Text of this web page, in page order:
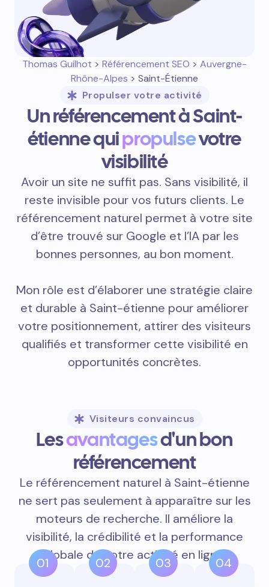
Thomas Guilhot > Référencement SEO > Auvergne-
Rhône-Alpes > Saint-Étienne
Propulser votre activité
Un référencement à Saint-
étienne quipropulsevotre
visibilité
Avoir un site ne suffit pas. Sans visibilité, il
reste invisible pour vos futurs clients. Le
référencement naturel permet à votre site
d’être trouvé sur Google et l’IA par les
bonnes personnes, au bon moment.
Mon rôle est d’élaborer une stratégie claire
et durable à Saint-étienne pour améliorer
votre positionnement, attirer des visiteurs
qualifiés et transformer cette visibilité en
opportunités concrètes.
Visiteurs convaincus
Lesavantagesd'un bon
référencement
Le référencement naturel à Saint-étienne
ne sert pas seulement à apparaître sur les
moteurs de recherche. Il améliore la
visibilité, la crédibilité et la performance
globale de votre activité en ligne.
01 02 03 04